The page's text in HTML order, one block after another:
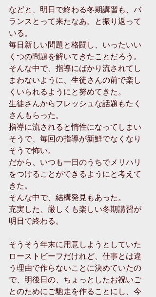
などと、明日で終わる冬期講習も、バ
ランスとって来たなあ。と振り返って
いる。
毎日新しい問題と格闘し、いったいい
くつの問題を解いてきたことだろう。
そんな中で、指導にばかり流されてし
まわないように、生徒さんの前で楽し
くいられるようにと努めてきた。
生徒さんからフレッシュな話題もたく
さんもらった。
指導に流されると惰性になってしまい
そうで、毎回の指導が新鮮でなくなり
そうで怖い。
だから、いつも一日のうちでメリハリ
をつけることができるようにと考えて
きた。
そんな中で、結構発見もあった。
充実した、厳しくも楽しい冬期講習が
明日で終わる。
そうそう年末に用意しようとしていた
ローストビーフだけれど、仕事とは違
う理由で作らないことに決めていたの
で、明後日の、ちょっとしたお祝いご
とのためにご馳走を作ることにし、今